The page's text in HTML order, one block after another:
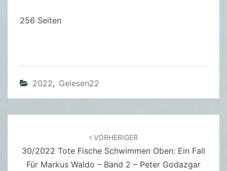
L
A
R
K
256 Seiten
2022, Gelesen22
VORHERIGER
30/2022 Tote Fische Schwimmen Oben: Ein Fall
Für Markus Waldo – Band 2 – Peter Godazgar